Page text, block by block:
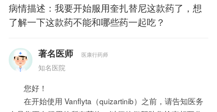
病情描述：我要开始服用奎扎替尼这款药了，想
了解一下这款药不能和哪些药一起吃？
著名医师 医康行药师
知名医院
您好！
在开始使用 Vanflyta（quizartinib）之前，请告知医务